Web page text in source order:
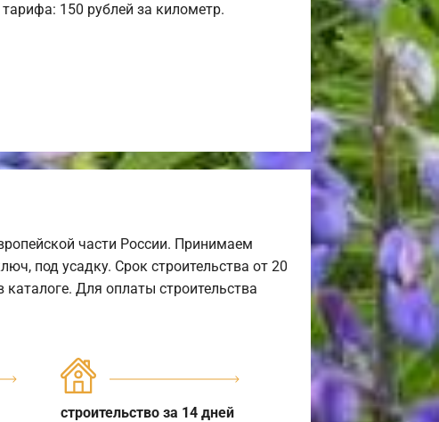
150 рублей за километр.
части России. Принимаем
под усадку. Срок строительства от 20
Для оплаты строительства
строительство за 14 дней